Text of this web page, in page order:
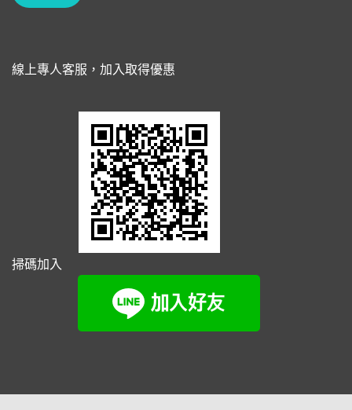
線上專人客服，加入取得優惠
掃碼加入